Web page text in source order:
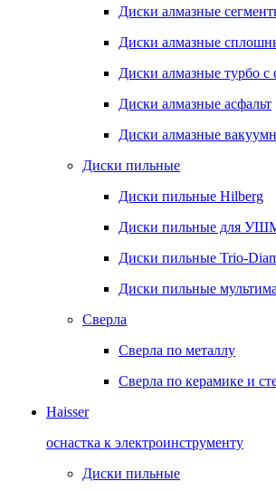
Диски алмазные
Диски алмазные
Диски алмазные турбо с
Диски алмазные асфальт
Диски алмазные
Диски пильные
Диски пильные Hilberg
Диски пильные для
Диски пильные Trio-
Диски пильные
Сверла
Сверла по металлу
Сверла по керамике и
Haisser
оснастка к электроинструменту
Диски пильные